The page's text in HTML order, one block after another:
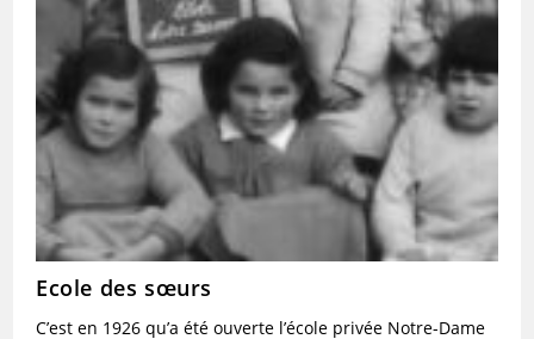
Ecole des sœurs
C’est en 1926 qu’a été ouverte l’école privée Notre-Dame